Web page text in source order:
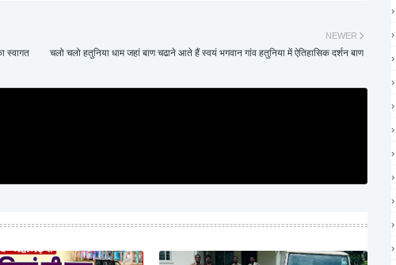
NEWER
चलो चलो हतुनिया धाम जहां बाण चढाने आते हैं स्वयं भगवान गांव हतुनिया में ऐतिहासिक दर्शन बाण
स्वागत